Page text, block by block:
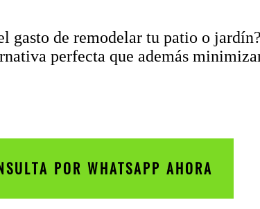
gasto de remodelar tu patio o
perfecta que además
POR WHATSAPP AHORA